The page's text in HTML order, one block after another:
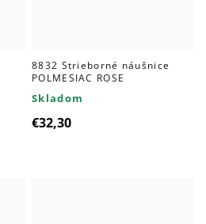
8832 Strieborné náušnice
POLMESIAC ROSE
Skladom
€32,30